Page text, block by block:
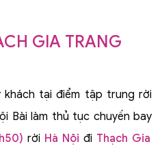
GIA TRANG
khách tại điểm tập trung rời
Bài làm thủ tục chuyến bay
rời Hà Nội đi Thạch Gia